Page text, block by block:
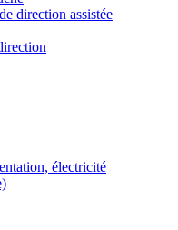
direction assistée
électricité